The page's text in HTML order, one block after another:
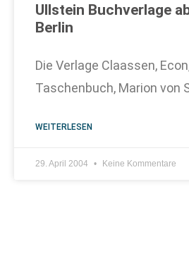
Ullstein Buchverlage
Berlin
Die Verlage Claassen,
Taschenbuch, Marion von
WEITERLESEN
29. April 2004 Keine Kommentare